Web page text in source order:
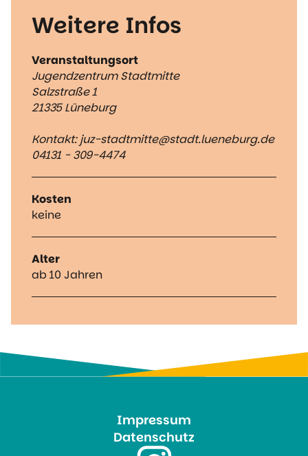
Weitere Infos
Veranstaltungsort
Jugendzentrum Stadtmitte
Salzstraße 1
21335 Lüneburg
Kontakt: juz-stadtmitte@stadt.lueneburg.de
04131 - 309-4474
Kosten
keine
Alter
ab 10 Jahren
Impressum
Datenschutz